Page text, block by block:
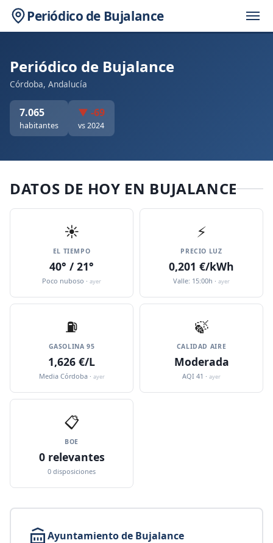
Periódico de Bujalance
Periódico de Bujalance
Córdoba, Andalucía
7.065
habitantes
▼ -69
vs 2024
DATOS DE HOY EN BUJALANCE
☀️
EL TIEMPO
40° / 21°
Poco nuboso · ayer
⚡
PRECIO LUZ
0,201 €/kWh
Valle: 15:00h · ayer
⛽️
GASOLINA 95
1,626 €/L
Media Córdoba · ayer
🍃
CALIDAD AIRE
Moderada
AQI 41 · ayer
📋
BOE
0 relevantes
0 disposiciones
Ayuntamiento de Bujalance